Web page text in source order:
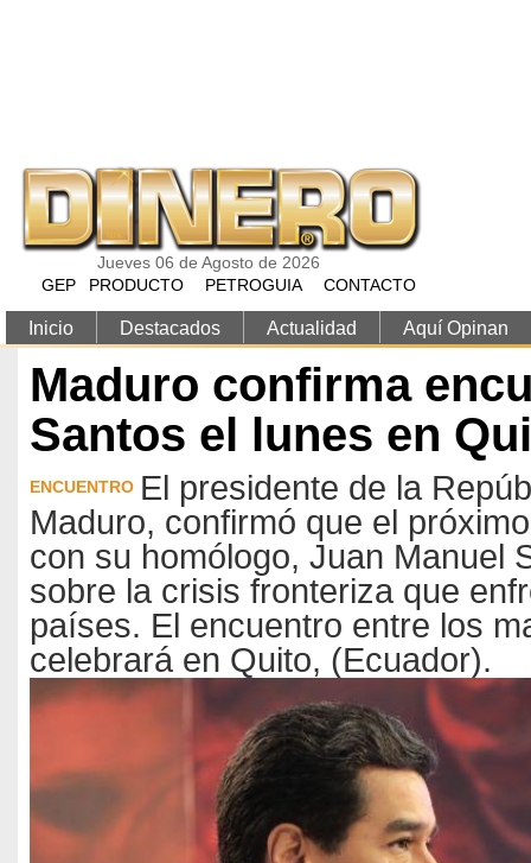
Jueves 06 de Agosto de 2026
GEP
PRODUCTO PETROGUIA CONTACTO
Inicio Destacados Actualidad Aquí Opinan
Maduro confirma
Santos el lunes en
ENCUENTRO El presidente de la
Maduro, confirmó que el
con su homólogo, Juan Manuel
sobre la crisis fronteriza que
países. El encuentro entre los
celebrará en Quito, (Ecuador).